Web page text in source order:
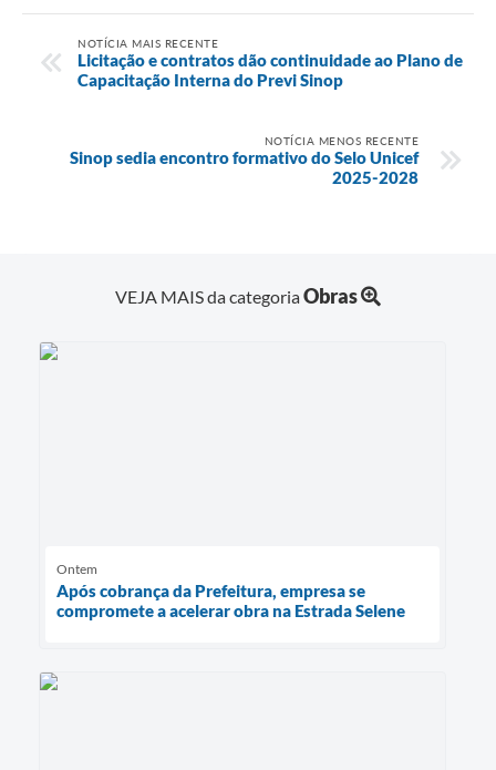
NOTÍCIA MAIS RECENTE
Licitação e contratos dão continuidade ao Plano de
Capacitação Interna do Previ Sinop
NOTÍCIA MENOS RECENTE
Sinop sedia encontro formativo do Selo Unicef
2025-2028
VEJA MAIS da categoriaObras
Ontem
Após cobrança da Prefeitura, empresa se
compromete a acelerar obra na Estrada Selene